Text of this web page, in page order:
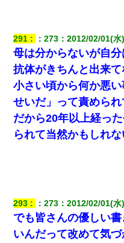
291 ：273 ：2012/02/01(
母は分からないが自分
抗体がきちんと出来て
小さい頃から何か悪
せいだ」って責められ
だから20年以上経っ
られて当然かもしれな
293 ：273 ：2012/02/01(
でも皆さんの優しい
いんだって改めて気づ